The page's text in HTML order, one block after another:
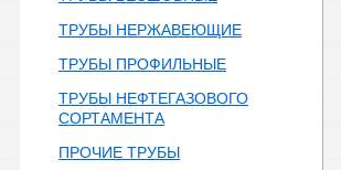
ТРУБЫ НЕРЖАВЕЮЩИЕ
ТРУБЫ ПРОФИЛЬНЫЕ
ТРУБЫ НЕФТЕГАЗОВОГО
СОРТАМЕНТА
ПРОЧИЕ ТРУБЫ